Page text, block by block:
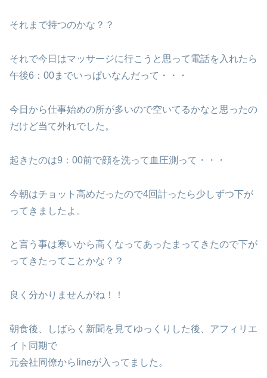
それまで持つのかな？？
それで今日はマッサージに行こうと思って電話を入れたら
午後6：00までいっぱいなんだって・・・
今日から仕事始めの所が多いので空いてるかなと思ったの
だけど当て外れでした。
起きたのは9：00前で顔を洗って血圧測って・・・
今朝はチョット高めだったので4回計ったら少しずつ下が
ってきましたよ。
と言う事は寒いから高くなってあったまってきたので下が
ってきたってことかな？？
良く分かりませんがね！！
朝食後、しばらく新聞を見てゆっくりした後、アフィリエ
イト同期で
元会社同僚からlineが入ってました。